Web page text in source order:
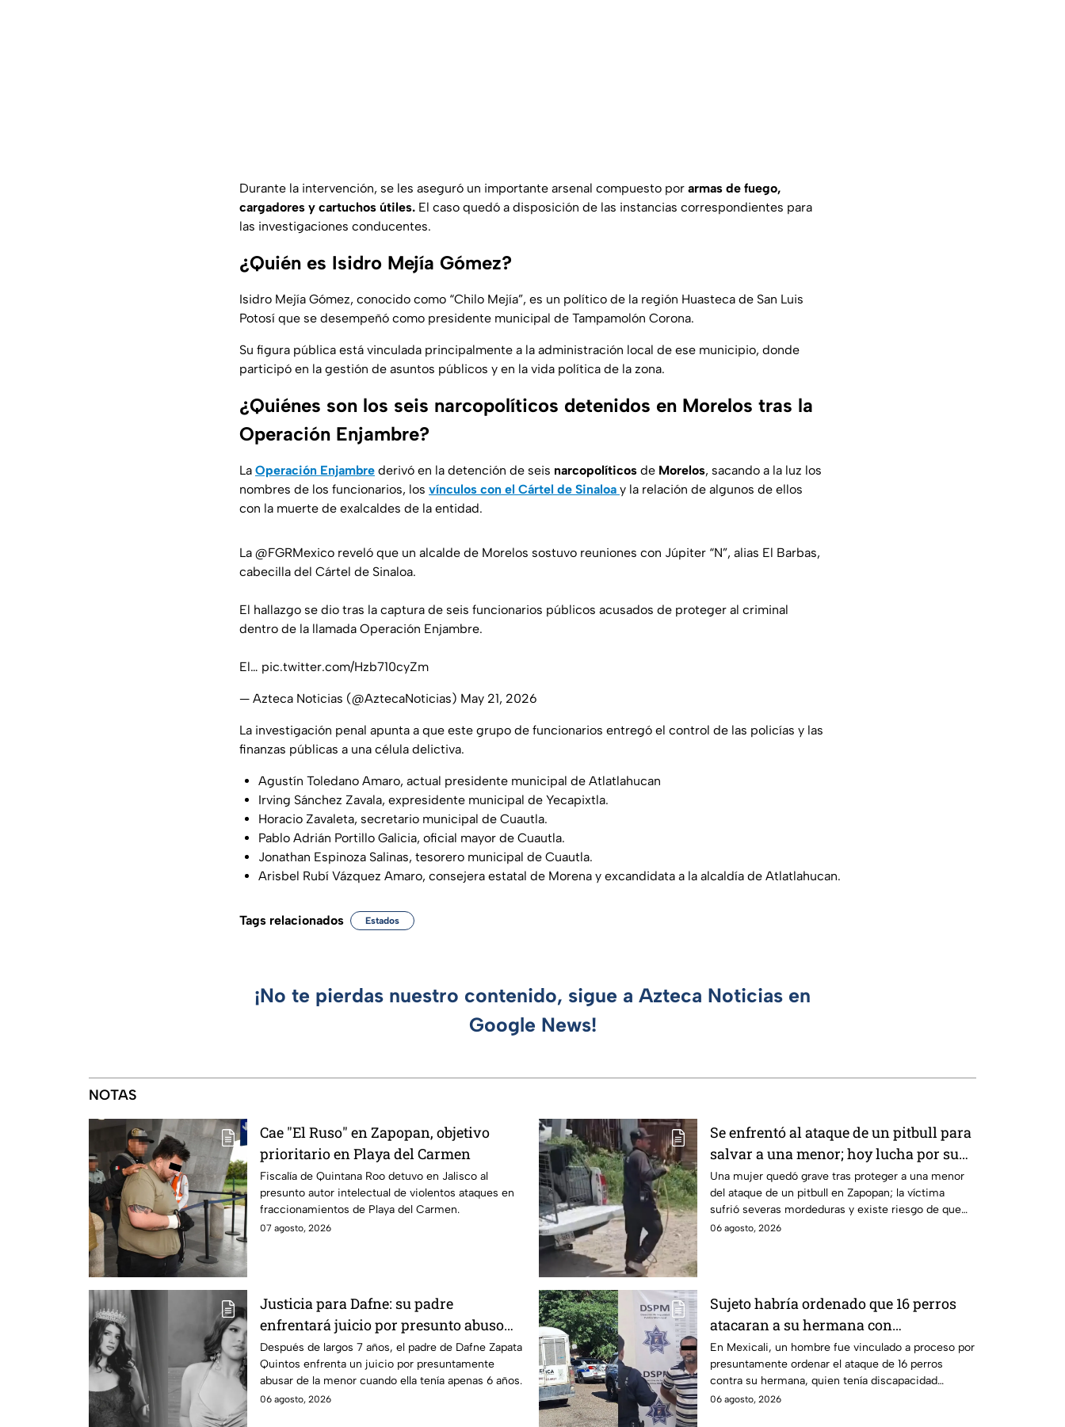
Durante la intervención, se les aseguró un importante arsenal compuesto por armas de fuego,
cargadores y cartuchos útiles. El caso quedó a disposición de las instancias correspondientes para
las investigaciones conducentes.
¿Quién es Isidro Mejía Gómez?
Isidro Mejía Gómez, conocido como “Chilo Mejía”, es un político de la región Huasteca de San Luis
Potosí que se desempeñó como presidente municipal de Tampamolón Corona.
Su figura pública está vinculada principalmente a la administración local de ese municipio, donde
participó en la gestión de asuntos públicos y en la vida política de la zona.
¿Quiénes son los seis narcopolíticos detenidos en Morelos tras la
Operación Enjambre?
La Operación Enjambre derivó en la detención de seis narcopolíticos de Morelos, sacando a la luz los
nombres de los funcionarios, los vínculos con el Cártel de Sinaloa y la relación de algunos de ellos
con la muerte de exalcaldes de la entidad.
La @FGRMexico reveló que un alcalde de Morelos sostuvo reuniones con Júpiter “N”, alias El Barbas,
cabecilla del Cártel de Sinaloa.
El hallazgo se dio tras la captura de seis funcionarios públicos acusados de proteger al criminal
dentro de la llamada Operación Enjambre.
El… pic.twitter.com/Hzb710cyZm
— Azteca Noticias (@AztecaNoticias) May 21, 2026
La investigación penal apunta a que este grupo de funcionarios entregó el control de las policías y las
finanzas públicas a una célula delictiva.
Agustín Toledano Amaro, actual presidente municipal de Atlatlahucan
Irving Sánchez Zavala, expresidente municipal de Yecapixtla.
Horacio Zavaleta, secretario municipal de Cuautla.
Pablo Adrián Portillo Galicia, oficial mayor de Cuautla.
Jonathan Espinoza Salinas, tesorero municipal de Cuautla.
Arisbel Rubí Vázquez Amaro, consejera estatal de Morena y excandidata a la alcaldía de Atlatlahucan.
Tags relacionados Estados
¡No te pierdas nuestro contenido, sigue a Azteca Noticias en
Google News!
NOTAS
Cae "El Ruso" en Zapopan, objetivo
prioritario en Playa del Carmen
Fiscalía de Quintana Roo detuvo en Jalisco al
presunto autor intelectual de violentos ataques en
fraccionamientos de Playa del Carmen.
07 agosto, 2026
Se enfrentó al ataque de un pitbull para
salvar a una menor; hoy lucha por su
vida en Zapopan
Una mujer quedó grave tras proteger a una menor
del ataque de un pitbull en Zapopan; la víctima
sufrió severas mordeduras y existe riesgo de que
pierda un brazo.
06 agosto, 2026
Justicia para Dafne: su padre
enfrentará juicio por presunto abuso
cometido en 2019 en Tamaulipas
Después de largos 7 años, el padre de Dafne Zapata
Quintos enfrenta un juicio por presuntamente
abusar de la menor cuando ella tenía apenas 6 años.
06 agosto, 2026
Sujeto habría ordenado que 16 perros
atacaran a su hermana con
discapacidad en Mexicali, BC
En Mexicali, un hombre fue vinculado a proceso por
presuntamente ordenar el ataque de 16 perros
contra su hermana, quien tenía discapacidad
auditiva.
06 agosto, 2026